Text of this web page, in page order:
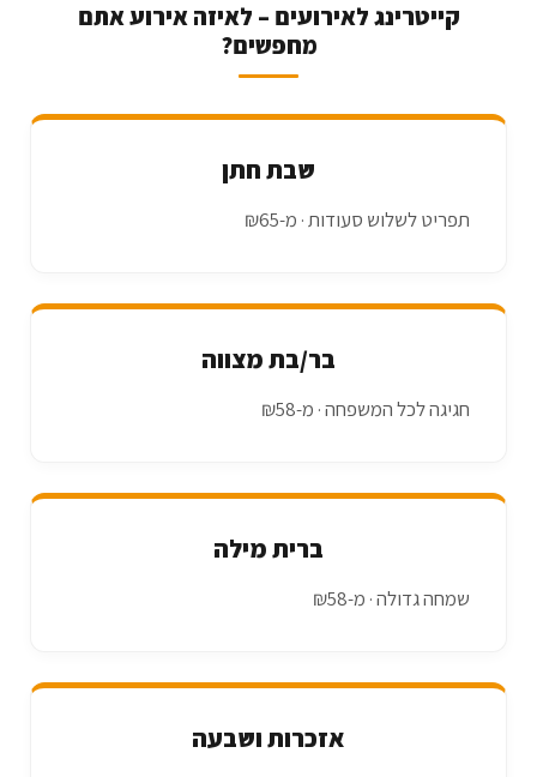
קייטרינג לאירועים – לאיזה אירוע אתם
מחפשים?
שבת חתן
תפריט לשלוש סעודות · מ-₪65
בר/בת מצווה
חגיגה לכל המשפחה · מ-₪58
ברית מילה
שמחה גדולה · מ-₪58
אזכרות ושבעה